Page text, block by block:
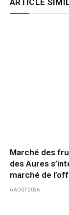
ARTICLE
Marché des
des Aures
marché de
6 AOÛT 2026